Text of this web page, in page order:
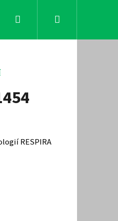
KontaktyPřihlášení
RESPIRA